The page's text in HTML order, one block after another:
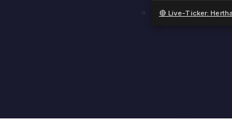
🔴 Live-Ticker: